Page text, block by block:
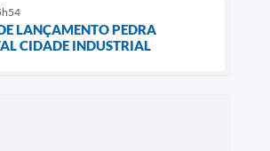
LANÇAMENTO PEDRA
CIDADE INDUSTRIAL